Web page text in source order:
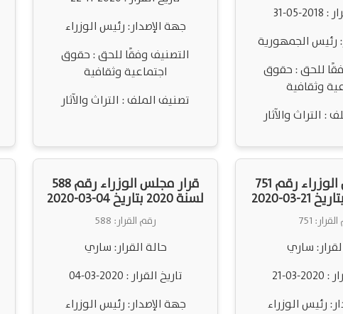
05-31
رئيس الجمهورية
للحق : حقوق
وثقافية
: التراث والآثار
جهة الإصدار: رئيس الوزراء
التصنيف وفقًا للحق : حقوق
اجتماعية وثقافية
تصنيف الملف : التراث والآثار
قرار مجلس الوزراء رقم 751
751
ساري
03-21
رئيس الوزراء
قرار مجلس الوزراء رقم 588
لسنة 2020 بتاريخ 04-03-2020
رقم القرار: 588
حالة القرار: ساري
تاريخ القرار : 2020-03-04
جهة الإصدار: رئيس الوزراء